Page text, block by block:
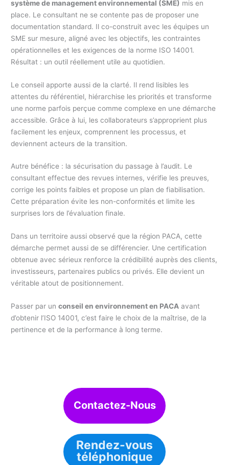
système de management environnemental (SME) mis en
place. Le consultant ne se contente pas de proposer une
documentation standard. Il co-construit avec les équipes un
SME sur mesure, aligné avec les objectifs, les contraintes
opérationnelles et les exigences de la norme ISO 14001.
Résultat : un outil réellement utile au quotidien.
Le conseil apporte aussi de la clarté. Il rend lisibles les
attentes du référentiel, hiérarchise les priorités et transforme
une norme parfois perçue comme complexe en une démarche
accessible. Grâce à lui, les collaborateurs s’approprient plus
facilement les enjeux, comprennent les processus, et
deviennent acteurs de la transition.
Autre bénéfice : la sécurisation du passage à l’audit. Le
consultant effectue des revues internes, vérifie les preuves,
corrige les points faibles et propose un plan de fiabilisation.
Cette préparation évite les non-conformités et limite les
surprises lors de l’évaluation finale.
Dans un territoire aussi observé que la région PACA, cette
démarche permet aussi de se différencier. Une certification
obtenue avec sérieux renforce la crédibilité auprès des clients,
investisseurs, partenaires publics ou privés. Elle devient un
véritable atout de positionnement.
Passer par unconseil en environnement en PACA avant
d’obtenir l’ISO 14001, c’est faire le choix de la maîtrise, de la
pertinence et de la performance à long terme.
Contactez-Nous
Rendez-vous
téléphonique